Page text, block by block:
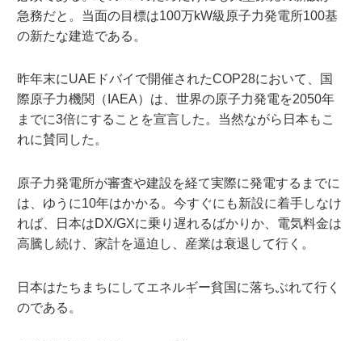
急務だと。当面の目標は100万kW級原子力発電所100基
の新たな建造である。
昨年末にUAEドバイで開催されたCOP28において、国
際原子力機関（IAEA）は、世界の原子力発電を2050年
までに3倍にすることを宣言した。当然ながら日本もこ
れに賛同した。
原子力発電所が審査や建設を経て実際に発電するまでに
は、ゆうに10年はかかる。今すぐにも新設に着手しなけ
れば、日本はDX/GXに乗り遅れるばかりか、電気料金は
高騰し続け、家計を逼迫し、産業は衰退して行く。
日本はたちまちにしてエネルギー貧国に落ちぶれて行く
のである。